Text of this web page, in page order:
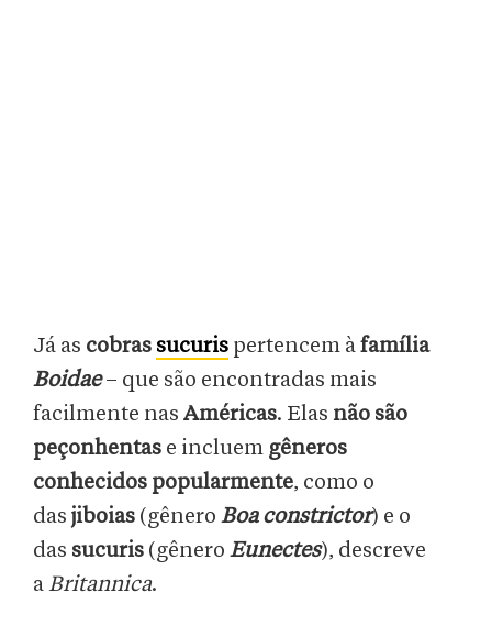
Já as cobras sucuris pertencem àfamília
Boidae– que são encontradas mais
facilmente nas Américas. Elas não são
peçonhentas e incluem gêneros
conhecidos popularmente, como o
das jiboias (gênero Boa constrictor) e o
das sucuris (gênero Eunectes), descreve
aBritannica.